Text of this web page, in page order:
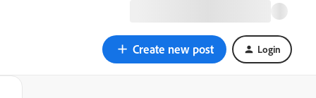
Create new post Login